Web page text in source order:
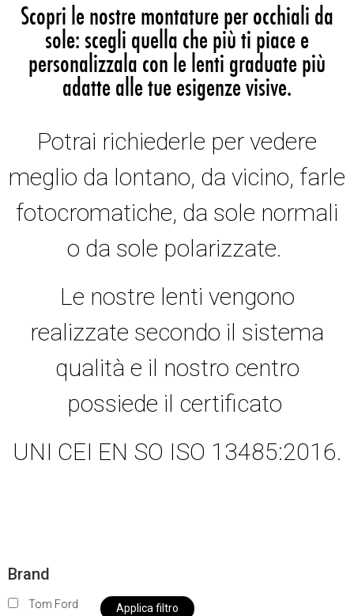
Scopri le nostre montature per occhiali da
sole: scegli quella che più ti piace e
personalizzala con le lenti graduate più
adatte alle tue esigenze visive.
Potrai richiederle per vedere
meglio da lontano, da vicino, farle
fotocromatiche, da sole normali
o da sole polarizzate.
Le nostre lenti vengono
realizzate secondo il sistema
qualità e il nostro centro
possiede il certificato
UNI CEI EN SO ISO 13485:2016.
Brand
Tom Ford Applica filtro